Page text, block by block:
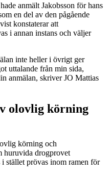
anmält Jakobsson för hans
en del av den pågående
konstaterar att
i annan instans och väljer
inte heller i övrigt ger
uttalande från min sida,
anmälan, skriver JO Mattias
olovlig körning
körning och
huruvida drogprovet
stället prövas inom ramen för